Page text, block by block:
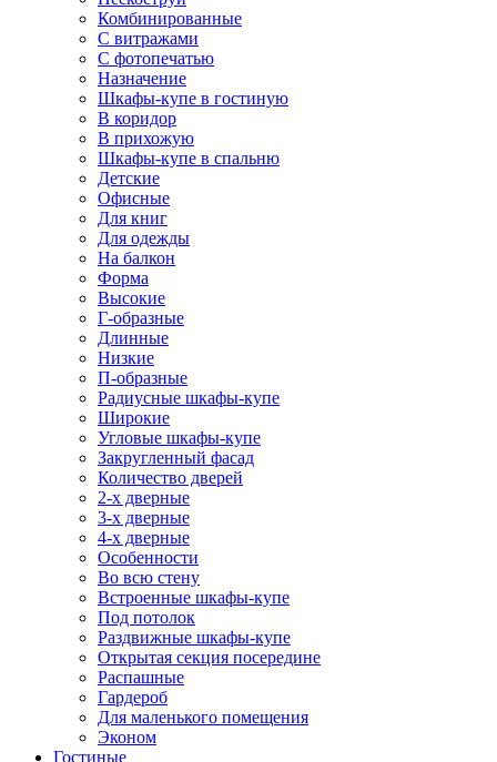
Комбинированные
С витражами
С фотопечатью
Назначение
Шкафы-купе в гостиную
В коридор
В прихожую
Шкафы-купе в спальню
Детские
Офисные
Для книг
Для одежды
На балкон
Форма
Высокие
Г-образные
Длинные
Низкие
П-образные
Радиусные шкафы-купе
Широкие
Угловые шкафы-купе
Закругленный фасад
Количество дверей
2-х дверные
3-х дверные
4-х дверные
Особенности
Во всю стену
Встроенные шкафы-купе
Под потолок
Раздвижные шкафы-купе
Открытая секция посередине
Распашные
Гардероб
Для маленького помещения
Эконом
Гостиные